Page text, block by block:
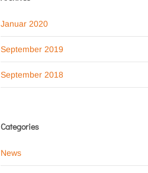
Januar 2020
September 2019
September 2018
Categories
News